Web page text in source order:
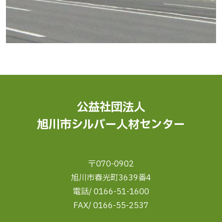
公益社団法人
旭川市シルバー人材センター
〒070-0902
旭川市春光町3639番4
電話/ 0166-51-1600
FAX/ 0166-55-2537